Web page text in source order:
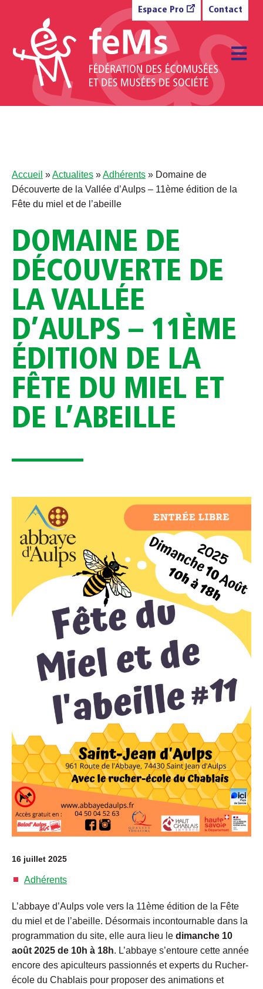
Espace Pro Contact
Accueil »Actualites »Adhérents » Domaine de
Découverte de la Vallée d’Aulps – 11ème édition de la
Fête du miel et de l’abeille
DOMAINE DE
DÉCOUVERTE DE
LA VALLÉE
D’AULPS – 11ÈME
ÉDITION DE LA
FÊTE DU MIEL ET
DE L’ABEILLE
16 juillet 2025
Adhérents
L’abbaye d’Aulps vole vers la 11ème édition de la Fête
du miel et de l’abeille. Désormais incontournable dans la
programmation du site, elle aura lieu le dimanche 10
août 2025 de 10h à 18h. L’abbaye s’entoure cette année
encore des apiculteurs passionnés et experts du Rucher-
école du Chablais pour proposer des animations et